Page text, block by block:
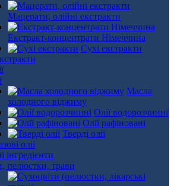
Мацерати, олійні екстракти
Екстракт-концентрати Німеччина
Сухі екстракти
Масла
холодного віджиму
Олії водорозчинні
Олії рафіновані
Тверді олії
інгредієнти
пелюстки, трави